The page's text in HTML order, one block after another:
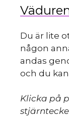
Du är lite
någon
andas
och du
Klicka på